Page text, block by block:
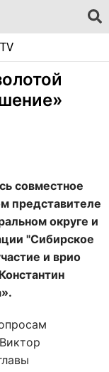
совместное
представителе
округе и
"Сибирское
и врио